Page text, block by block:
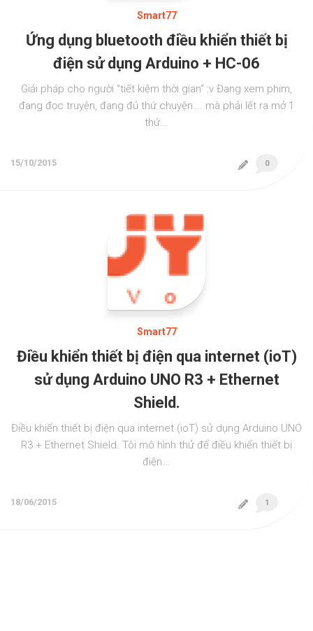
Smart77
Ứng dụng bluetooth điều khiển thiết bị
điện sử dụng Arduino + HC-06
Giải pháp cho người “tiết kiệm thời gian” :v Đang xem phim,
đang đọc truyện, đang đủ thứ chuyện…. mà phải lết ra mở 1
thứ...
0
15/10/2015
Smart77
Điều khiển thiết bị điện qua internet (ioT)
sử dụng Arduino UNO R3 + Ethernet
Shield.
Điều khiển thiết bị điện qua internet (ioT) sử dụng Arduino UNO
R3 + Ethernet Shield. Tôi mô hình thử để điều khiển thiết bị
điện...
1
18/06/2015